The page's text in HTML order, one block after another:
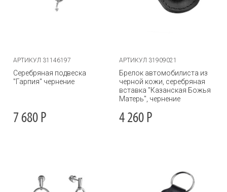
АРТИКУЛ 31146197
Серебряная подвеска
"Гарпия" чернение
7 680 Р
АРТИКУЛ 31909021
Брелок автомобилиста из
черной кожи, серебряная
вставка "Казанская Божья
Матерь", чернение
4 260 Р